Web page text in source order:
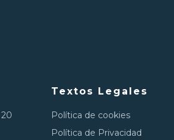
Textos Legales
Política de cookies
Política de Privacidad